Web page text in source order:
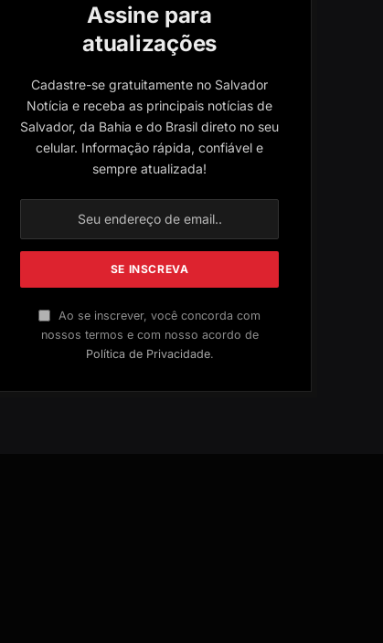
Assine para
atualizações
Cadastre-se gratuitamente no Salvador
Notícia e receba as principais notícias de
Salvador, da Bahia e do Brasil direto no seu
celular. Informação rápida, confiável e
sempre atualizada!
Ao se inscrever, você concorda com
nossos termos e com nosso acordo de
Política de Privacidade.